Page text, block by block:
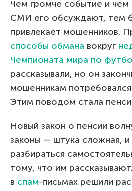
Чем громче событие и
СМИ его обсуждают, тем
привлекает мошенников.
способы обмана вокруг
Чемпионата мира по
рассказывали, но он
мошенникам
Этим поводом стала
Новый закон о пенсии
законы — штука сложная,
разбираться
тому, что им
в спам-письмах решили